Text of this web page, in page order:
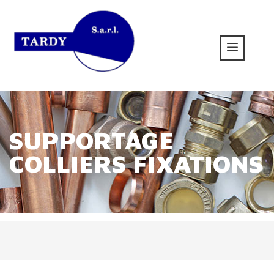
SUPPORTAGE
COLLIERS FIXATIONS